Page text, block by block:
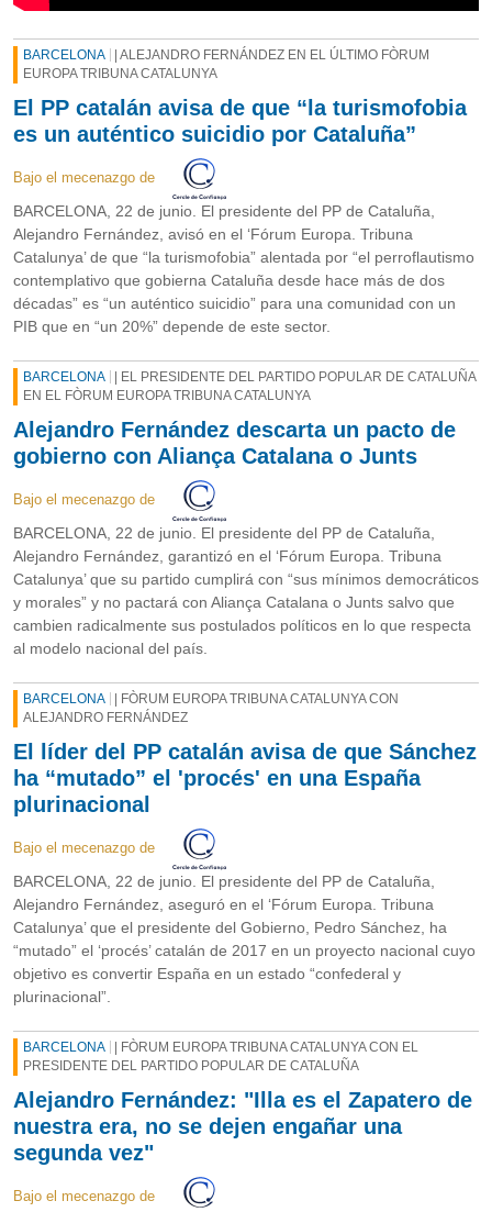
BARCELONA
| ALEJANDRO FERNÁNDEZ EN EL ÚLTIMO FÒRUM
EUROPA TRIBUNA CATALUNYA
El PP catalán avisa de que “la turismofobia
es un auténtico suicidio por Cataluña”
Bajo el mecenazgo de
BARCELONA, 22 de junio. El presidente del PP de Cataluña,
Alejandro Fernández, avisó en el ‘Fórum Europa. Tribuna
Catalunya’ de que “la turismofobia” alentada por “el perroflautismo
contemplativo que gobierna Cataluña desde hace más de dos
décadas” es “un auténtico suicidio” para una comunidad con un
PIB que en “un 20%” depende de este sector.
BARCELONA
| EL PRESIDENTE DEL PARTIDO POPULAR DE CATALUÑA
EN EL FÒRUM EUROPA TRIBUNA CATALUNYA
Alejandro Fernández descarta un pacto de
gobierno con Aliança Catalana o Junts
Bajo el mecenazgo de
BARCELONA, 22 de junio. El presidente del PP de Cataluña,
Alejandro Fernández, garantizó en el ‘Fórum Europa. Tribuna
Catalunya’ que su partido cumplirá con “sus mínimos democráticos
y morales” y no pactará con Aliança Catalana o Junts salvo que
cambien radicalmente sus postulados políticos en lo que respecta
al modelo nacional del país.
BARCELONA
| FÒRUM EUROPA TRIBUNA CATALUNYA CON
ALEJANDRO FERNÁNDEZ
El líder del PP catalán avisa de que Sánchez
ha “mutado” el 'procés' en una España
plurinacional
Bajo el mecenazgo de
BARCELONA, 22 de junio. El presidente del PP de Cataluña,
Alejandro Fernández, aseguró en el ‘Fórum Europa. Tribuna
Catalunya’ que el presidente del Gobierno, Pedro Sánchez, ha
“mutado” el ‘procés’ catalán de 2017 en un proyecto nacional cuyo
objetivo es convertir España en un estado “confederal y
plurinacional”.
BARCELONA
| FÒRUM EUROPA TRIBUNA CATALUNYA CON EL
PRESIDENTE DEL PARTIDO POPULAR DE CATALUÑA
Alejandro Fernández: "Illa es el Zapatero de
nuestra era, no se dejen engañar una
segunda vez"
Bajo el mecenazgo de